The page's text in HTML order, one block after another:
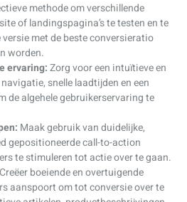
methode om verschillende
of landingspagina’s te testen en te
met de beste conversieratio
worden.
ervaring:Zorg voor een intuïtieve en
snelle laadtijden en een
de algehele gebruikerservaring te
Maak gebruik van duidelijke,
gepositioneerde call-to-action
te stimuleren tot actie over te gaan.
Creëer boeiende en overtuigende
aanspoort om tot conversie over te